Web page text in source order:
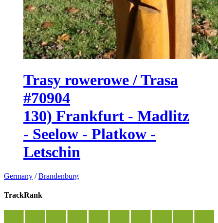
Trasy rowerowe / Trasa
#70904
130) Frankfurt - Madlitz
- Seelow - Platkow -
Letschin
Germany /Brandenburg
TrackRank